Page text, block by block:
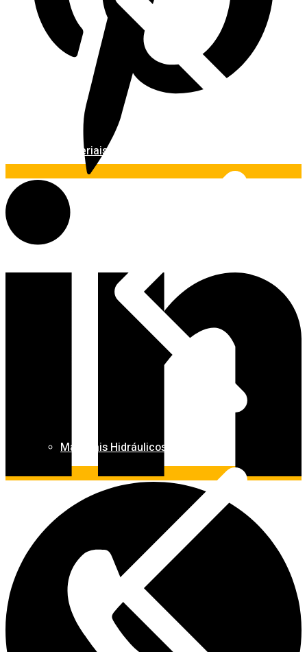
Materiais Básicos
Materiais Hidráulicos